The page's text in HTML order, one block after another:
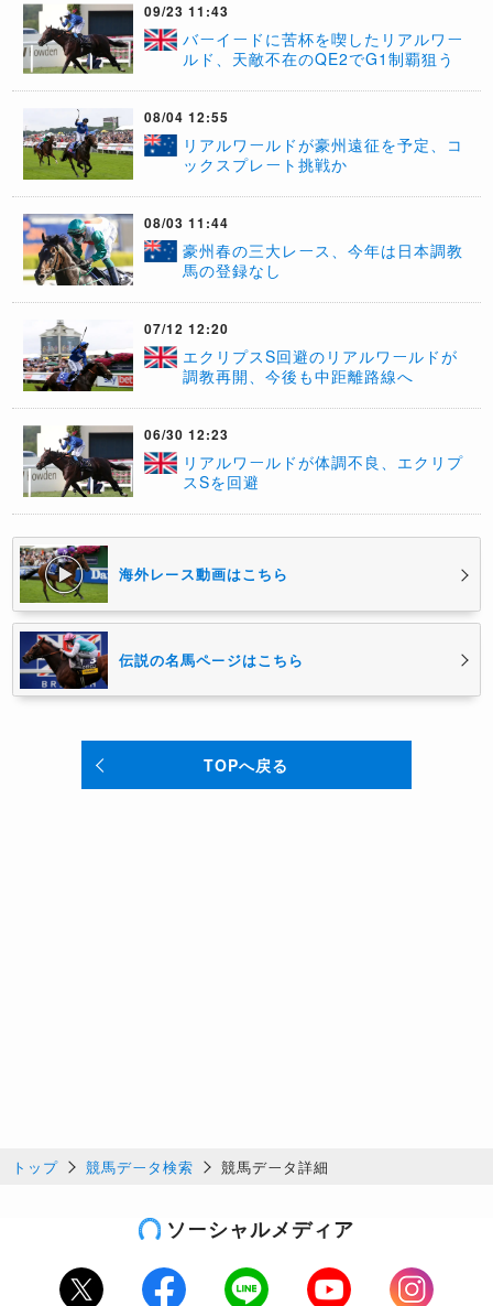
09/23 11:43
バーイードに苦杯を喫したリアルワー
ルド、天敵不在のQE2でG1制覇狙う
08/04 12:55
​リアルワールドが豪州遠征を予定、コ
ックスプレート挑戦か
08/03 11:44
豪州春の三大レース、今年は日本調教
馬の登録なし
07/12 12:20
エクリプスS回避のリアルワールドが
調教再開、今後も中距離路線へ
06/30 12:23
​リアルワールドが体調不良、エクリプ
スSを回避
海外レース動画はこちら
伝説の名馬ページはこちら
TOPへ戻る
トップ 競馬データ検索 競馬データ詳細
ソーシャルメディア